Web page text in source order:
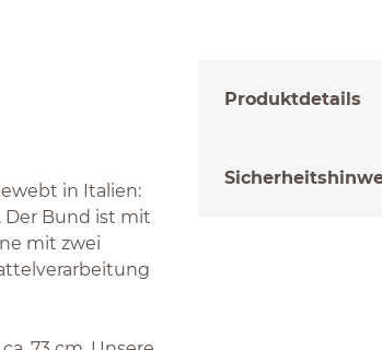
in Italien:
Der Bund ist mit
mit zwei
Produktdetails